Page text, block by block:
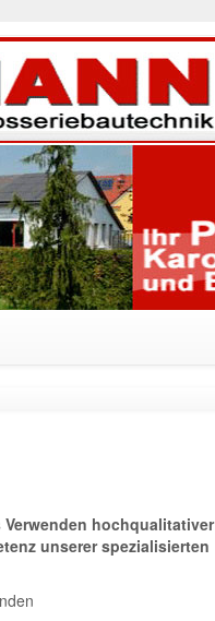
hochqualitativer
unserer spezialisierten